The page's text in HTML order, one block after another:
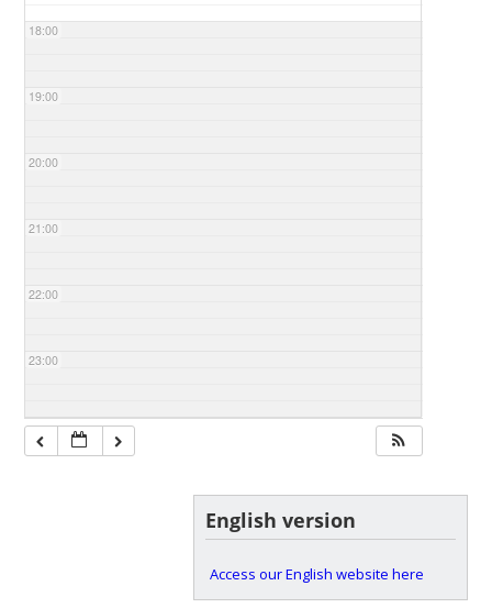
18:00
19:00
20:00
21:00
22:00
23:00
English version
Access our English website here